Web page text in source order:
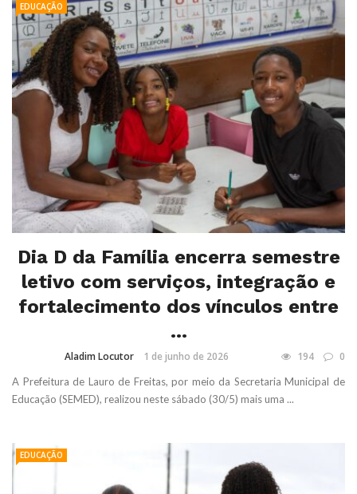
EDUCAÇÃO
Dia D da Família encerra semestre
letivo com serviços, integração e
fortalecimento dos vínculos entre
...
Aladim Locutor 1 de junho de 2026 194 0
A Prefeitura de Lauro de Freitas, por meio da Secretaria Municipal de
Educação (SEMED), realizou neste sábado (30/5) mais uma ...
EDUCAÇÃO